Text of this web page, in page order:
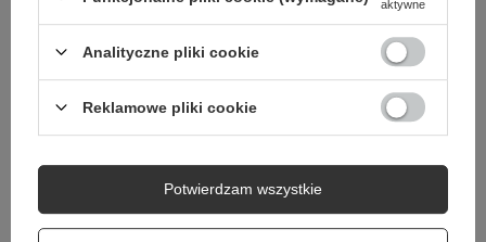
Potrzebujesz pomocy? Masz pytania?
dla innych.
Zadaj pytanie
aktywne
Analityczne pliki cookie
Reklamowe pliki cookie
Potwierdzam wszystkie